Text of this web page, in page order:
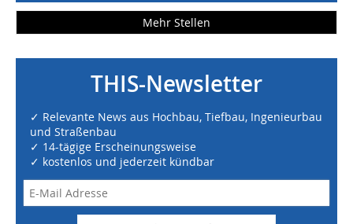
Mehr Stellen
THIS-Newsletter
✓ Relevante News aus Hochbau, Tiefbau, Ingenieurbau
und Straßenbau
✓ 14-tägige Erscheinungsweise
✓ kostenlos und jederzeit kündbar